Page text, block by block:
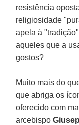
resistência
religiosidade
apela à
aqueles que a
gostos?
Muito mais do
que abriga os
oferecido com
arcebispo